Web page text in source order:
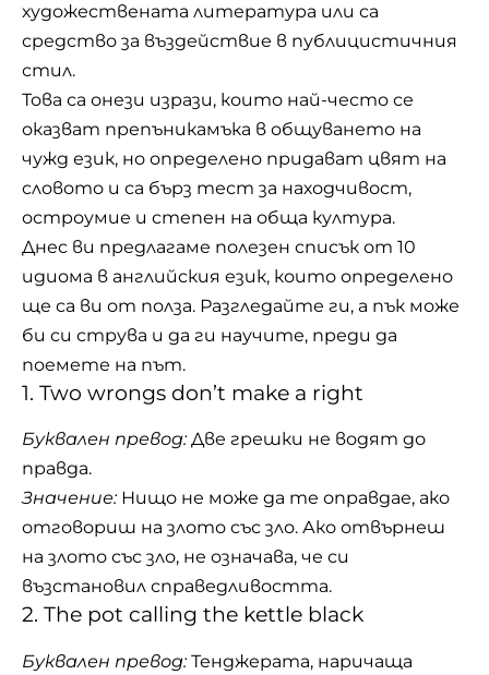
художествената литература или са
средство за въздействие в публицистичния
стил.
Това са онези изрази, които най-често се
оказват препъникамъка в общуването на
чужд език, но определено придават цвят на
словото и са бърз тест за находчивост,
остроумие и степен на обща култура.
Днес ви предлагаме полезен списък от 10
идиома в английския език, които определено
ще са ви от полза. Разгледайте ги, а пък може
би си струва и да ги научите, преди да
поемете на път.
1. Two wrongs don’t make a right
Буквален превод:Две грешки не водят до
правда.
Значение: Нищо не може да те оправдае, ако
отговориш на злото със зло. Ако отвърнеш
на злото със зло, не означава, че си
възстановил справедливостта.
2. The pot calling the kettle black
Буквален превод:Тенджерата, наричаща